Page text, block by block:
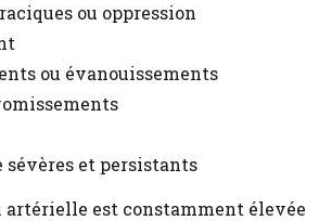
ou oppression
ou évanouissements
sévères et persistants
artérielle est constamment élevée